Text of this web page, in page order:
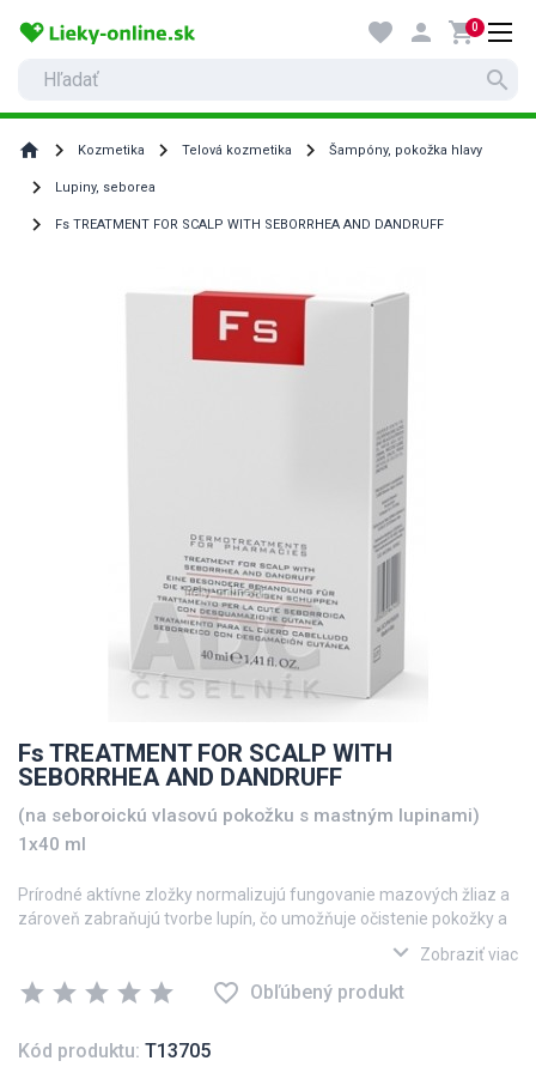
search
favorite person shopping_cart0
home Kozmetika Telová kozmetika Šampóny, pokožka hlavy
Lupiny, seborea
Fs TREATMENT FOR SCALP WITH SEBORRHEA AND DANDRUFF
Fs TREATMENT FOR SCALP WITH
SEBORRHEA AND DANDRUFF
(na seboroickú vlasovú pokožku s mastným lupinami)
1x40 ml
Prírodné aktívne zložky normalizujú fungovanie mazových žliaz a
zároveň zabraňujú tvorbe lupín, čo umožňuje očistenie pokožky a
expand_more Zobraziť viac
star star star star star favorite_border Obľúbený produkt
Kód produktu: T13705